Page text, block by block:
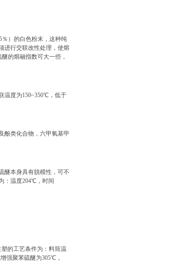
％）的白色粉末，这种纯
进行交联改性处理，使熔
的熔融指数可大一些，
温度为150~350℃，低于
酚类化合物，六甲氧基甲
醚本身具有脱模性，可不
：温度204℃，时间
的工艺条件为：料筒温
强聚苯硫醚为305℃，